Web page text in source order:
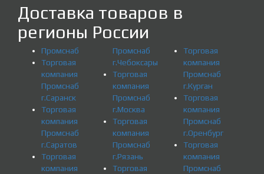
Доставка товаров в
регионы России
Промснаб
Торговая
компания
Промснаб
г.Саранск
Торговая
компания
Промснаб
г.Саратов
Торговая
компания
Промснаб
г.Чебоксары
Торговая
компания
Промснаб
г.Москва
Торговая
компания
Промснаб
г.Рязань
Торговая
Торговая
компания
Промснаб
г.Курган
Торговая
компания
Промснаб
г.Оренбург
Торговая
компания
Промснаб